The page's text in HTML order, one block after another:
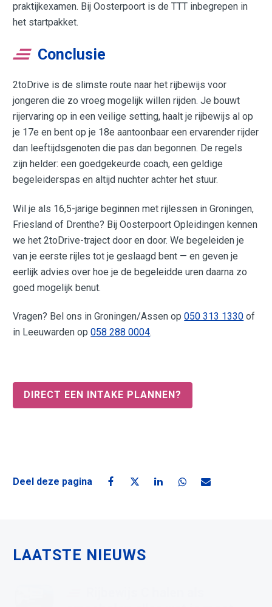
praktijkexamen. Bij Oosterpoort is de TTT inbegrepen in
het startpakket.
Conclusie
2toDrive is de slimste route naar het rijbewijs voor
jongeren die zo vroeg mogelijk willen rijden. Je bouwt
rijervaring op in een veilige setting, haalt je rijbewijs al op
je 17e en bent op je 18e aantoonbaar een ervarender rijder
dan leeftijdsgenoten die pas dan begonnen. De regels
zijn helder: een goedgekeurde coach, een geldige
begeleiderspas en altijd nuchter achter het stuur.
Wil je als 16,5-jarige beginnen met rijlessen in Groningen,
Friesland of Drenthe? Bij Oosterpoort Opleidingen kennen
we het 2toDrive-traject door en door. We begeleiden je
van je eerste rijles tot je geslaagd bent — en geven je
eerlijk advies over hoe je de begeleidde uren daarna zo
goed mogelijk benut.
Vragen? Bel ons in Groningen/Assen op050 313 1330 of
in Leeuwarden op058 288 0004.
DIRECT EEN INTAKE PLANNEN?
Deel deze pagina
Deel deze pagina op Facebook
Deel deze pagina op X
Deel deze pagina op
Deel deze pagina
Deel deze
LAATSTE NIEUWS